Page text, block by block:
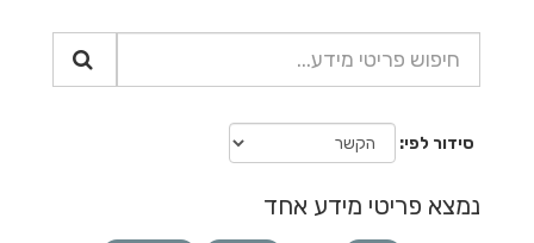
סידור לפי
נמצא פריטי מידע אחד